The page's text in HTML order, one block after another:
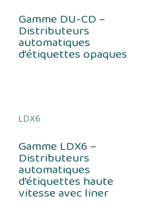
Gamme DU-CD –
Distributeurs
automatiques
d’étiquettes opaques
LDX6
Gamme LDX6 –
Distributeurs
automatiques
d'étiquettes haute
vitesse avec liner